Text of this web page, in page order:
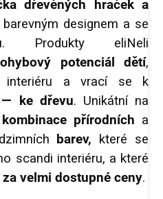
dřevěných hraček a
designem a se
Produkty eliNeli
potenciál dětí,
interiéru a vrací se k
— ke dřevu. Unikátní na
přírodních a
barev, které se
scandi interiéru, a které
za velmi dostupné ceny.